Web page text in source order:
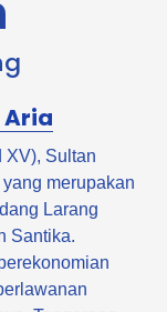
Aria
XV), Sultan
merupakan
Larang
Santika.